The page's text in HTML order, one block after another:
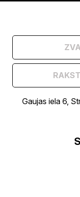
Gaujas iela 6,